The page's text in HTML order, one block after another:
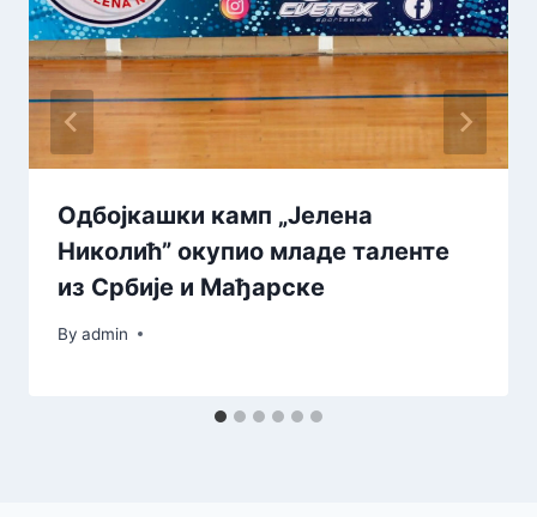
Одбојкашки камп „Јелена
Николић” окупио младе таленте
из Србије и Мађарске
By admin